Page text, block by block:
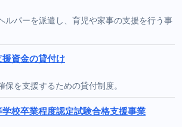
ルパーを派遣し、育児や家事の支援を行う事
資金の貸付け
を支援するための貸付制度。
校卒業程度認定試験合格支援事業